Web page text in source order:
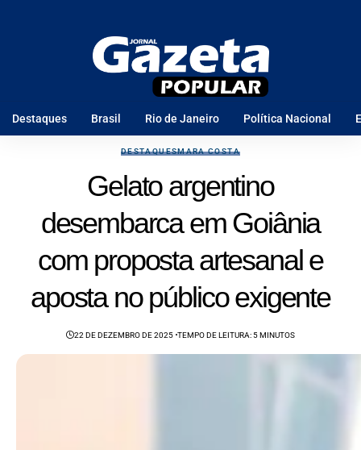
Destaques Brasil Rio de Janeiro Política Nacional
DESTAQUESMARA COSTA
Gelato argentino
desembarca em Goiânia
com proposta artesanal e
aposta no público exigente
22 DE DEZEMBRO DE 2025 TEMPO DE LEITURA: 5 MINUTOS